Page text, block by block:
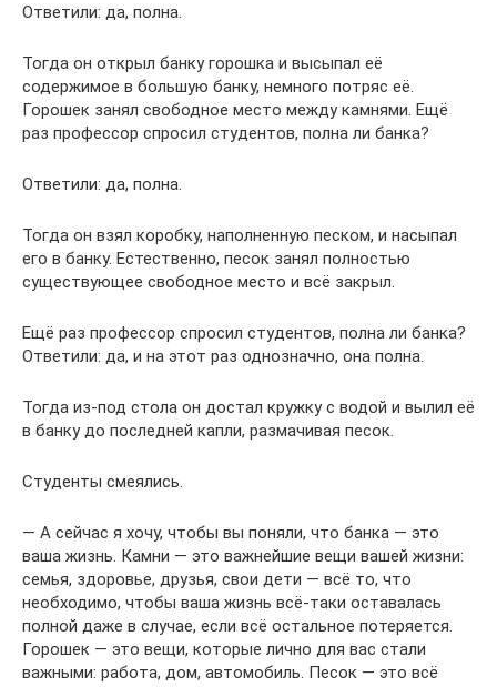
Ответили: да, полна.
Тогда он открыл банку горошка и высыпал её
содержимое в большую банку, немного потряс её.
Горошек занял свободное место между камнями. Ещё
раз профессор спросил студентов, полна ли банка?
Ответили: да, полна.
Тогда он взял коробку, наполненную песком, и насыпал
его в банку. Естественно, песок занял полностью
существующее свободное место и всё закрыл.
Ещё раз профессор спросил студентов, полна ли банка?
Ответили: да, и на этот раз однозначно, она полна.
Тогда из-под стола он достал кружку с водой и вылил её
в банку до последней капли, размачивая песок.
Студенты смеялись.
— А сейчас я хочу, чтобы вы поняли, что банка — это
ваша жизнь. Камни — это важнейшие вещи вашей жизни:
семья, здоровье, друзья, свои дети — всё то, что
необходимо, чтобы ваша жизнь всё-таки оставалась
полной даже в случае, если всё остальное потеряется.
Горошек — это вещи, которые лично для вас стали
важными: работа, дом, автомобиль. Песок — это всё